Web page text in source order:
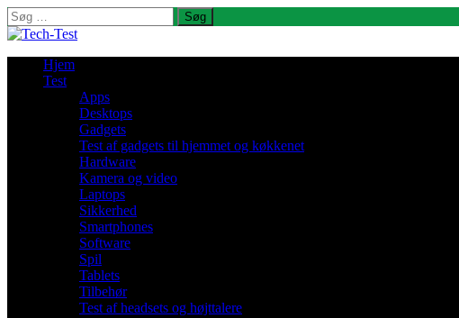
Søg
efter:
Hjem
Test
Apps
Desktops
Gadgets
Test af gadgets til hjemmet og køkkenet
Hardware
Kamera og video
Laptops
Sikkerhed
Smartphones
Software
Spil
Tablets
Tilbehør
Test af headsets og højttalere